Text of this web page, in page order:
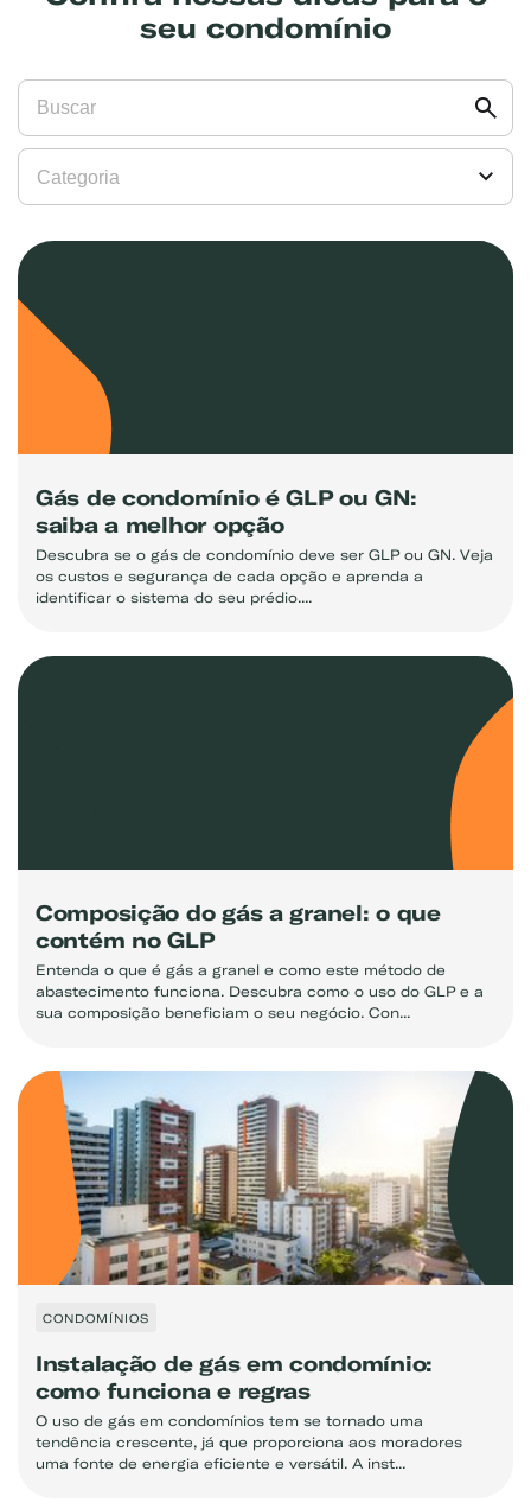
seu condomínio
Gás de condomínio é GLP ou GN:
saiba a melhor opção
Descubra se o gás de condomínio deve ser GLP ou GN. Veja
os custos e segurança de cada opção e aprenda a
identificar o sistema do seu prédio....
Composição do gás a granel: o que
contém no GLP
Entenda o que é gás a granel e como este método de
abastecimento funciona. Descubra como o uso do GLP e a
sua composição beneficiam o seu negócio. Con...
CONDOMÍNIOS
Instalação de gás em condomínio:
como funciona e regras
O uso de gás em condomínios tem se tornado uma
tendência crescente, já que proporciona aos moradores
uma fonte de energia eficiente e versátil. A inst...